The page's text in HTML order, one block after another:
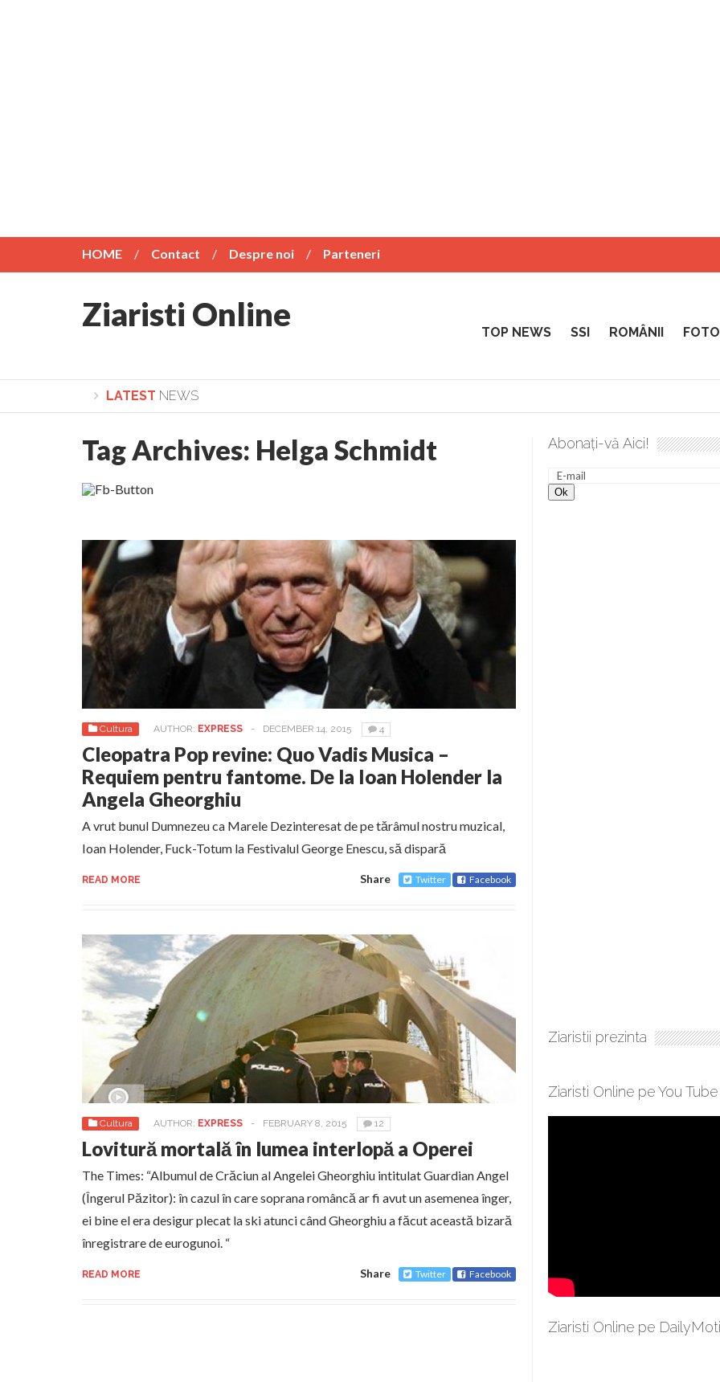
HOME Contact Despre noi Parteneri
Ziaristi Online TOP NEWS SSI ROMÂNII
LATEST NEWS
Lepădarea de sine și urmarea lui Hristos. Calea spre desăvârșire. Gând de duminică de Elena Solunca Moise
Tag Archives: Helga Schmidt
Cultura AUTHOR: EXPRESS - DECEMBER 14, 2015 4
Cleopatra Pop revine: Quo Vadis Musica –
Requiem pentru fantome. De la Ioan Holender la
Angela Gheorghiu
A vrut bunul Dumnezeu ca Marele Dezinteresat de pe tărâmul nostru muzical,
Ioan Holender, Fuck-Totum la Festivalul George Enescu, să dispară
READ MORE Share Twitter Facebook
Cultura AUTHOR: EXPRESS - FEBRUARY 8, 2015 12
Lovitură mortală în lumea interlopă a Operei
The Times: “Albumul de Crăciun al Angelei Gheorghiu intitulat Guardian Angel
(Îngerul Păzitor): în cazul în care soprana româncă ar fi avut un asemenea înger,
ei bine el era desigur plecat la ski atunci când Gheorghiu a făcut această bizară
înregistrare de eurogunoi. “
READ MORE Share Twitter Facebook
Abonați-vă Aici!
Ziaristii prezinta
Ziaristi Online pe You Tube
Ziaristi Online pe